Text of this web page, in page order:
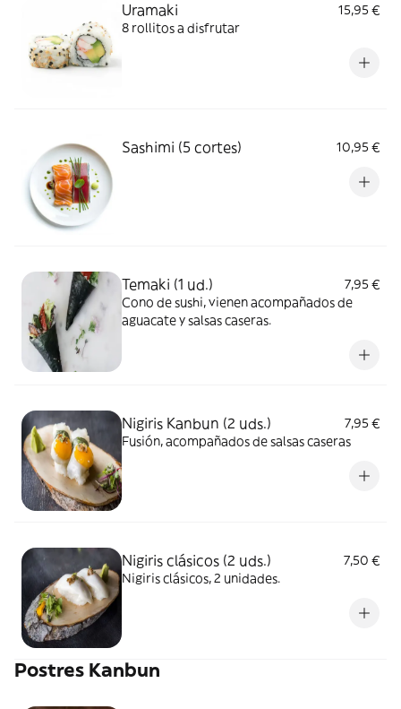
Uramaki
15,95 €
8 rollitos a disfrutar
Sashimi (5 cortes) 10,95 €
Temaki (1 ud.)
7,95 €
Cono de sushi, vienen acompañados de
aguacate y salsas caseras.
Nigiris Kanbun (2 uds.)
7,95 €
Fusión, acompañados de salsas caseras
Nigiris clásicos (2 uds.)
7,50 €
Nigiris clásicos, 2 unidades.
Postres Kanbun